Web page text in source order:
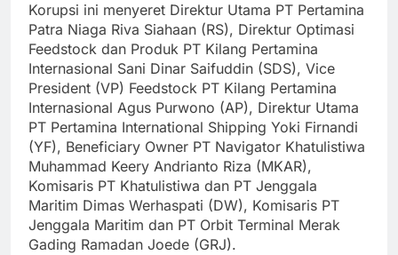
Korupsi ini menyeret Direktur Utama PT Pertamina
Patra Niaga Riva Siahaan (RS), Direktur Optimasi
Feedstock dan Produk PT Kilang Pertamina
Internasional Sani Dinar Saifuddin (SDS), Vice
President (VP) Feedstock PT Kilang Pertamina
Internasional Agus Purwono (AP), Direktur Utama
PT Pertamina International Shipping Yoki Firnandi
(YF), Beneficiary Owner PT Navigator Khatulistiwa
Muhammad Keery Andrianto Riza (MKAR),
Komisaris PT Khatulistiwa dan PT Jenggala
Maritim Dimas Werhaspati (DW), Komisaris PT
Jenggala Maritim dan PT Orbit Terminal Merak
Gading Ramadan Joede (GRJ).